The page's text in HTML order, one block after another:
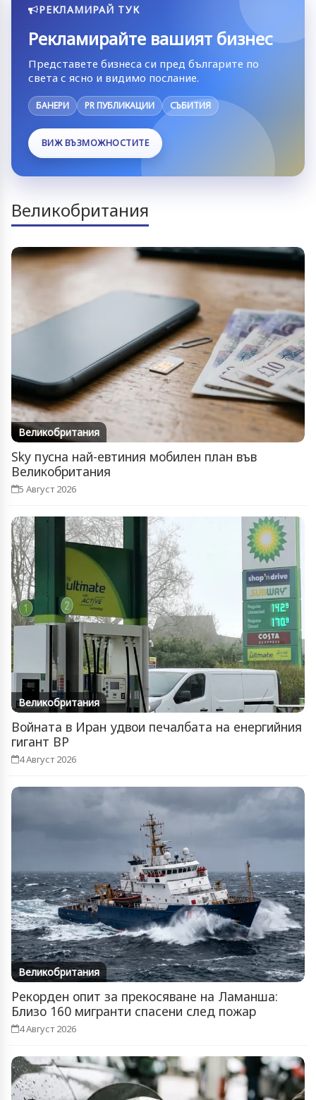
РЕКЛАМИРАЙ ТУК
Рекламирайте вашият бизнес
Представете бизнеса си пред българите по
света с ясно и видимо послание.
БАНЕРИ PR ПУБЛИКАЦИИ СЪБИТИЯ
ВИЖ ВЪЗМОЖНОСТИТЕ
Великобритания
Великобритания
Sky пусна най-евтиния мобилен план във
Великобритания
5 Август 2026
Великобритания
Войната в Иран удвои печалбата на енергийния
гигант BP
4 Август 2026
Великобритания
Рекорден опит за прекосяване на Ламанша:
Близо 160 мигранти спасени след пожар
4 Август 2026